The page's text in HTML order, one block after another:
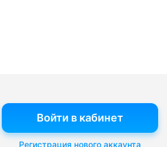
Войти в кабинет
Регистрация нового аккаунта